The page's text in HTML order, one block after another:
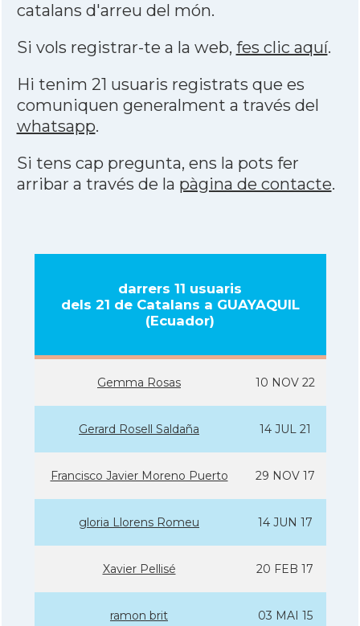
catalans d'arreu del món.
Si vols registrar-te a la web, fes clic aquí.
Hi tenim 21 usuaris registrats que es
comuniquen generalment a través del
whatsapp.
Si tens cap pregunta, ens la pots fer
arribar a través de la pàgina de contacte.
darrers 11 usuaris
dels 21 de Catalans a GUAYAQUIL
(Ecuador)
Gemma Rosas 10 NOV 22
Gerard Rosell Saldaña 14 JUL 21
Francisco Javier Moreno Puerto 29 NOV 17
gloria Llorens Romeu 14 JUN 17
Xavier Pellisé 20 FEB 17
ramon brit 03 MAI 15